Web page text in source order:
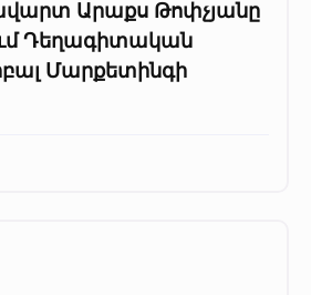
Արաքս Թոփչյանը
Դեղագիտական
Մարքետինգի